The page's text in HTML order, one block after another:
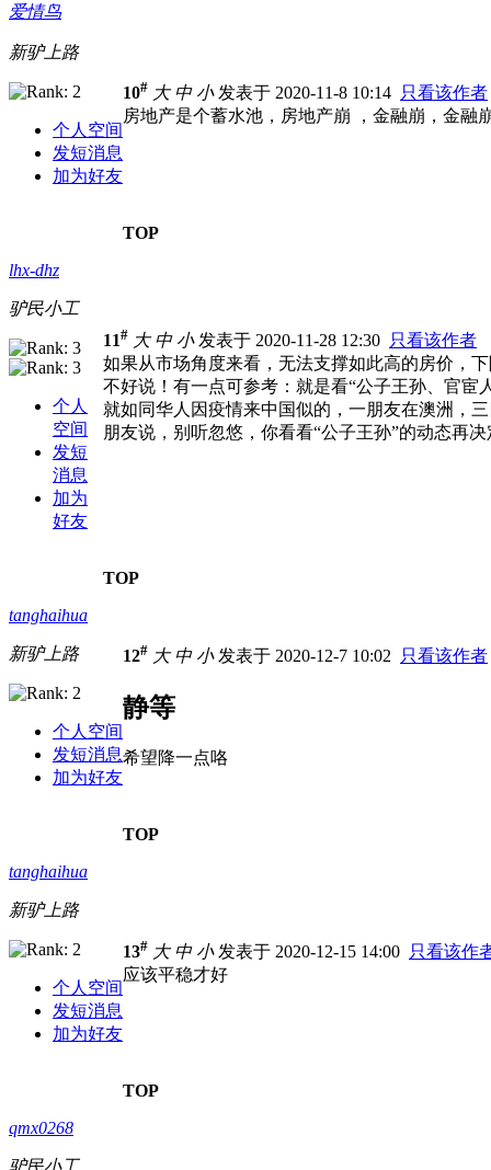
爱情鸟
新驴上路
个人空间
发短消息
加为好友
10# 大 中 小发表于 2020-11-8 10:14 只看该作者
房地产是个蓄水池，房地产崩 ，金融崩，金融
TOP
lhx-dhz
驴民小工
个人
空间
发短
消息
加为
好友
11# 大 中 小发表于 2020-11-28 12:30 只看该作者
如果从市场角度来看，无法支撑如此高的房价，
不好说！有一点可参考：就是看“公子王孙、官宦
就如同华人因疫情来中国似的，一朋友在澳洲，
朋友说，别听忽悠，你看看“公子王孙”的动态再
TOP
tanghaihua
新驴上路
个人空间
发短消息
加为好友
12# 大 中 小发表于 2020-12-7 10:02 只看该作者
静等
希望降一点咯
TOP
tanghaihua
新驴上路
个人空间
发短消息
加为好友
13# 大 中 小发表于 2020-12-15 14:00 只看该作
应该平稳才好
TOP
qmx0268
驴民小工